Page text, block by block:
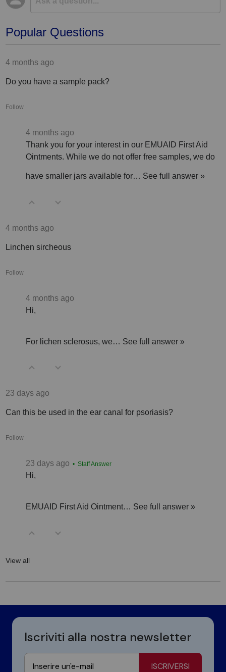
Popular Questions
4 months ago
Do you have a sample pack?
Follow
4 months ago
Thank you for your interest in our EMUAID First Aid
Ointments. While we do not offer free samples, we do
have smaller jars available for… See full answer »
4 months ago
Linchen sircheous
Follow
4 months ago
Hi,
For lichen sclerosus, we… See full answer »
23 days ago
Can this be used in the ear canal for psoriasis?
Follow
23 days ago • Staff Answer
Hi,
EMUAID First Aid Ointment… See full answer »
View all
Iscriviti alla nostra newsletter
ISCRIVERSI